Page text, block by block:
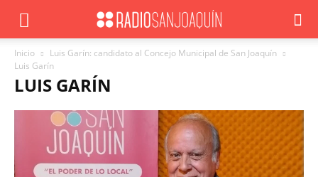
Inicio
Luis Garín: candidato al Concejo Municipal de San Joaquín
Luis Garín
LUIS GARÍN